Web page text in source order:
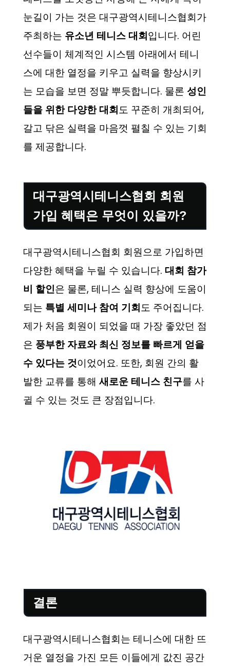
눈길이 가는 것은 대구광역시테니스협회가
주최하는 유소년 테니스 대회입니다. 어린
선수들이 체계적인 시스템 아래에서 테니
스에 대한 열정을 키우고 실력을 향상시키
는 모습을 보면 정말 뿌듯합니다. 물론 성인
들을 위한 다양한 대회도 꾸준히 개최되어,
갈고 닦은 실력을 마음껏 펼칠 수 있는 기회
를 제공합니다.
대구광역시테니스협회 회원
가입 혜택은 무엇이 있을까?
대구광역시테니스협회 회원으로 가입하면
다양한 혜택을 누릴 수 있습니다. 대회 참가
비 할인은 물론, 테니스 실력 향상에 도움이
되는 특별 세미나 참여 기회도 주어집니다.
제가 처음 회원이 되었을 때 가장 좋았던 점
은 풍부한 자료와 최신 정보를 빠르게 얻을
수 있다는 것이었어요. 또한, 회원 간의 활
발한 교류를 통해 새로운 테니스 친구를 사
귈 수 있는 것도 큰 장점입니다.
결론
대구광역시테니스협회는 테니스에 대한 뜨
거운 열정을 가진 모든 이들에게 값진 공간